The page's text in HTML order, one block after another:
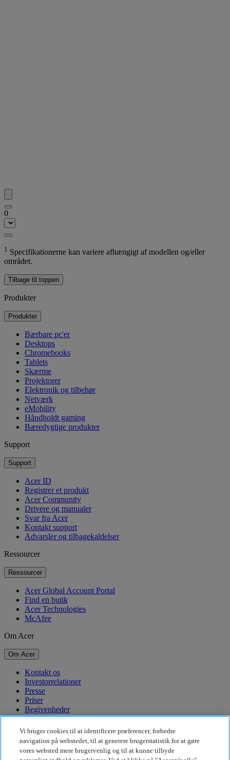
0
1 Specifikationerne kan variere afhængigt af modellen og/eller
området.
Tilbage til toppen
Produkter
Produkter
Bærbare pc'er
Desktops
Chromebooks
Tablets
Skærme
Projektorer
Elektronik og tilbehør
Netværk
eMobility
Håndholdt gaming
Bæredygtige produkter
Support
Support
Acer ID
Registrer et produkt
Acer Community
Drivere og manualer
Svar fra Acer
Kontakt support
Advarsler og tilbagekaldelser
Ressourcer
Ressourcer
Acer Global Account Portal
Find en butik
Acer Technologies
McAfee
Om Acer
Om Acer
Kontakt os
Investorrelationer
Presse
Priser
Begivenheder
Bæredygtighed
Bæredygtighed
Vi bruger cookies til at identificere præferencer, forbedre
navigation på webstedet, til at generere brugerstatistik for at gøre
vores websted mere brugervenlig og til at kunne tilbyde